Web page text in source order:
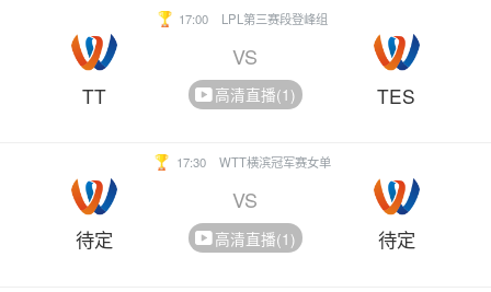
17:00 LPL第三赛段登峰组
TT
VS
高清直播(1) TES
17:30 WTT横滨冠军赛女单
待定
VS
高清直播(1) 待定